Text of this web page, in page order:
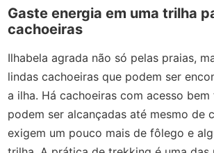
Gaste energia em uma trilha
cachoeiras
Ilhabela agrada não só pelas praias,
lindas cachoeiras que podem ser
a ilha. Há cachoeiras com acesso
podem ser alcançadas até mesmo de
exigem um pouco mais de fôlego e